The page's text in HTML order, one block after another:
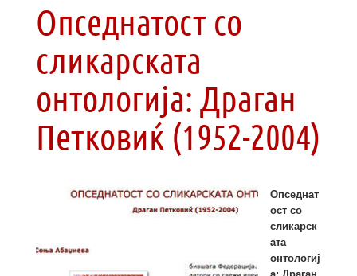
Опседнатост со
сликарската
онтологија: Драган
Петковиќ (1952­-2004)
Опседнат
ост со
сликарск
ата
онтологиј